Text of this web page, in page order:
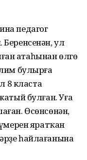
педагог
ул
атаһынан өлгө
булырға
8 класта
булған. Уға
Өсөнсөнән,
яратҡан
һайлағанына